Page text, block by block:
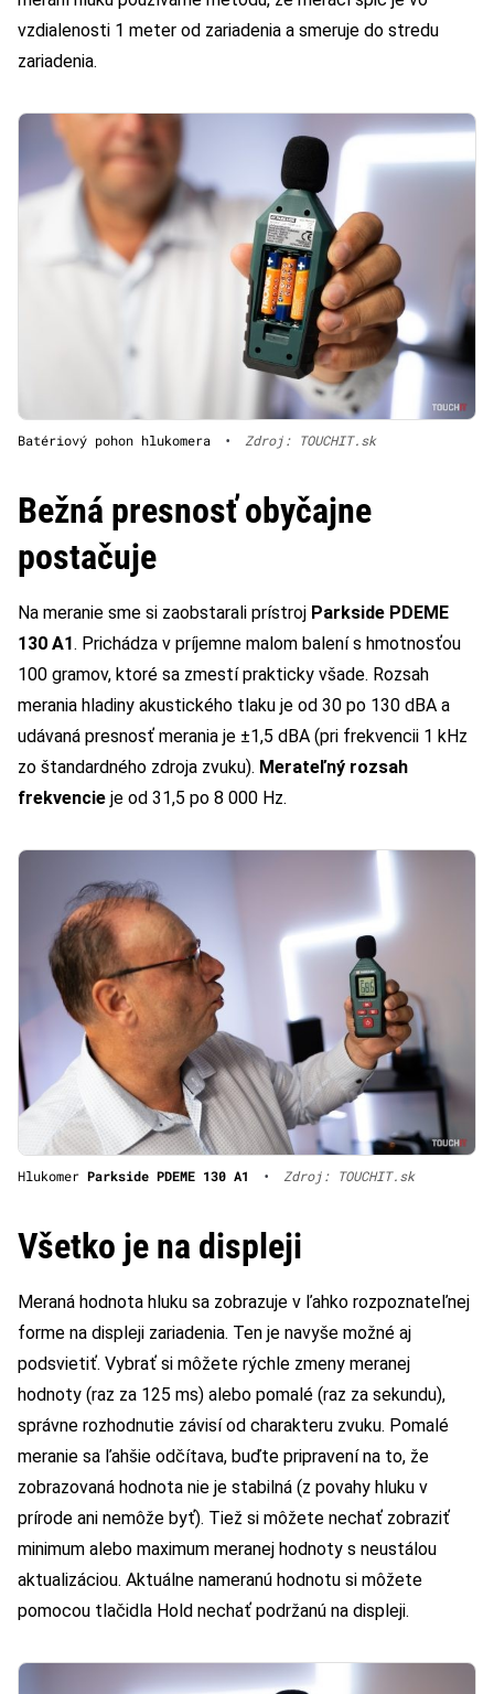
vzdialenosti 1 meter od zariadenia a smeruje do stredu
zariadenia.
Batériový pohon hlukomera • Zdroj: TOUCHIT.sk
Bežná presnosť obyčajne
postačuje
Na meranie sme si zaobstarali prístroj Parkside PDEME
130 A1. Prichádza v príjemne malom balení s hmotnosťou
100 gramov, ktoré sa zmestí prakticky všade. Rozsah
merania hladiny akustického tlaku je od 30 po 130 dBA a
udávaná presnosť merania je ±1,5 dBA (pri frekvencii 1 kHz
zo štandardného zdroja zvuku). Merateľný rozsah
frekvencie je od 31,5 po 8 000 Hz.
Hlukomer Parkside PDEME 130 A1 • Zdroj: TOUCHIT.sk
Všetko je na displeji
Meraná hodnota hluku sa zobrazuje v ľahko rozpoznateľnej
forme na displeji zariadenia. Ten je navyše možné aj
podsvietiť. Vybrať si môžete rýchle zmeny meranej
hodnoty (raz za 125 ms) alebo pomalé (raz za sekundu),
správne rozhodnutie závisí od charakteru zvuku. Pomalé
meranie sa ľahšie odčítava, buďte pripravení na to, že
zobrazovaná hodnota nie je stabilná (z povahy hluku v
prírode ani nemôže byť). Tiež si môžete nechať zobraziť
minimum alebo maximum meranej hodnoty s neustálou
aktualizáciou. Aktuálne nameranú hodnotu si môžete
pomocou tlačidla Hold nechať podržanú na displeji.